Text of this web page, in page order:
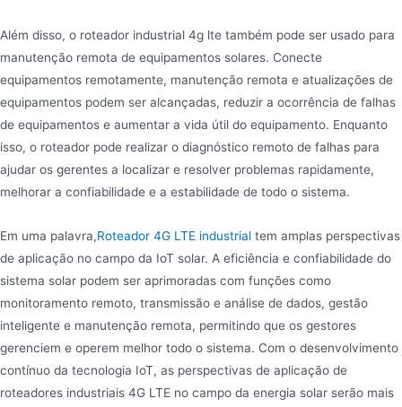
Além disso, o roteador industrial 4g lte também pode ser usado para
manutenção remota de equipamentos solares. Conecte
equipamentos remotamente, manutenção remota e atualizações de
equipamentos podem ser alcançadas, reduzir a ocorrência de falhas
de equipamentos e aumentar a vida útil do equipamento. Enquanto
isso, o roteador pode realizar o diagnóstico remoto de falhas para
ajudar os gerentes a localizar e resolver problemas rapidamente,
melhorar a confiabilidade e a estabilidade de todo o sistema.
Em uma palavra,Roteador 4G LTE industrial tem amplas perspectivas
de aplicação no campo da IoT solar. A eficiência e confiabilidade do
sistema solar podem ser aprimoradas com funções como
monitoramento remoto, transmissão e análise de dados, gestão
inteligente e manutenção remota, permitindo que os gestores
gerenciem e operem melhor todo o sistema. Com o desenvolvimento
contínuo da tecnologia IoT, as perspectivas de aplicação de
roteadores industriais 4G LTE no campo da energia solar serão mais